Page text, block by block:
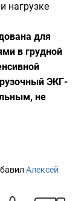
нагрузке
для
в грудной
ЭКГ-
не
Алексей